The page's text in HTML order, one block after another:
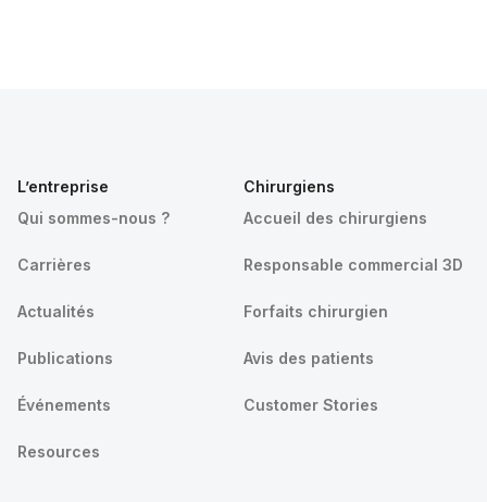
L’entreprise
Qui sommes-nous ?
Carrières
Actualités
Publications
Événements
Resources
Chirurgiens
Accueil des chirurgiens
Responsable commercial 3D
Forfaits chirurgien
Avis des patients
Customer Stories